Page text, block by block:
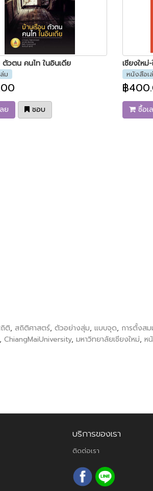
ตัวตน คนไท ในอินเดีย
ม
ย ชอบ
หนังสือเ
฿
ซื้อเ
ติ, สถิติศาสตร์, ตัวอย่างสุ่ม, แบบจุด, การตั้งส
, ChiangMaiUniversity, มหาวิทยาลัยเชียงใหม่, ห
บริการของเรา
ติดต่อเรา